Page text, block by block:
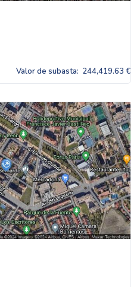
Valor de subasta: 244,419.63 €